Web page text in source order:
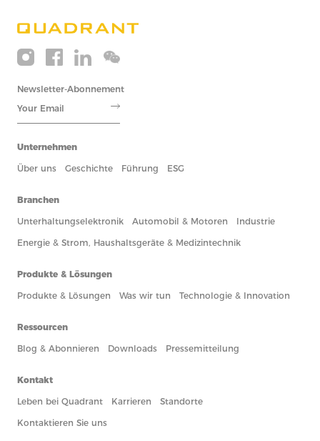
Newsletter-Abonnement
Unternehmen
Über uns
Geschichte Führung ESG
Branchen
Unterhaltungselektronik
Automobil & Motoren
Industrie
Energie & Strom, Haushaltsgeräte & Medizintechnik
Produkte & Lösungen
Produkte & Lösungen
Was wir tun Technologie & Innovation
Ressourcen
Blog & Abonnieren
Downloads Pressemitteilung
Kontakt
Leben bei Quadrant
Karrieren
Standorte
Kontaktieren Sie uns